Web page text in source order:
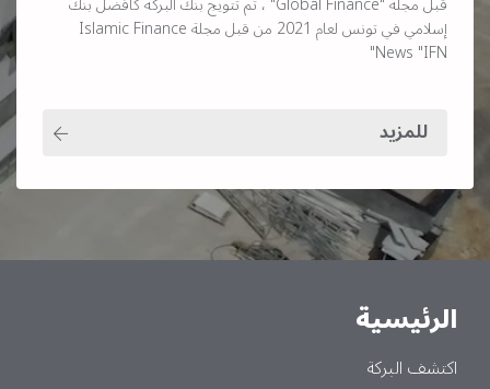
إسلامي في تونس لعام 2021 من قبل مجلة Islamic Finance
News "IFN"
للمزيد
Main
الرئيسية
اكتشف البركة